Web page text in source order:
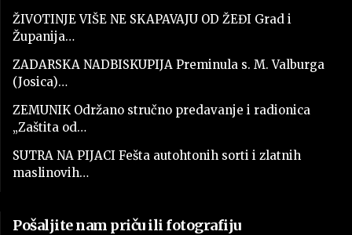
ŽIVOTINJE VIŠE NE SKAPAVAJU OD ŽEĐI Grad i
Županija…
ZADARSKA NADBISKUPIJA Preminula s. M. Valburga
(Josica)…
ZEMUNIK Održano stručno predavanje i radionica
„Zaštita od…
SUTRA NA PIJACI Fešta autohtonih sorti i zlatnih
maslinovih…
Pošaljite nam priču ili fotografiju